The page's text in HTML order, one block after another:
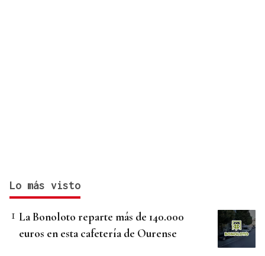
Lo más visto
La Bonoloto reparte más de 140.000
euros en esta cafetería de Ourense